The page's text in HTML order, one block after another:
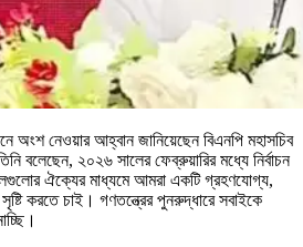
অংশ নেওয়ার আহ্বান জানিয়েছেন বিএনপি মহাসচিব
বলেছেন, ২০২৬ সালের ফেব্রুয়ারির মধ্যে নির্বাচন
ঐক্যের মাধ্যমে আমরা একটি গ্রহণযোগ্য,
করতে চাই। গণতন্ত্রের পুনরুদ্ধারে সবাইকে